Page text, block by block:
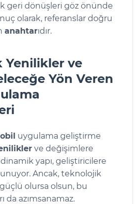
geri dönüşleri göz önünde
olarak, referanslar doğru
anahtarıdır.
Yenilikler ve
Yön Veren
uygulama geliştirme
ve değişimlere
yapı, geliştiricilere
Ancak, teknolojik
olursa olsun, bu
da azımsanamaz.